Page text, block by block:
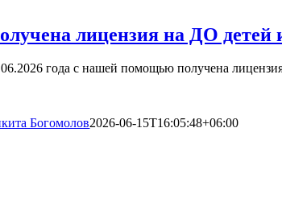
лицензия на ДО
года с нашей помощью получена
Богомолов2026-06-15T16:05:48+06:00